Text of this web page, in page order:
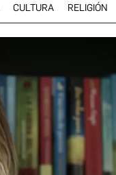
CULTURA RELIGIÓN